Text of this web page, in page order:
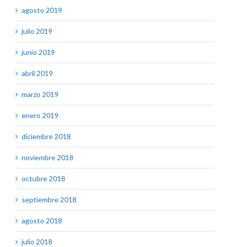
agosto 2019
julio 2019
junio 2019
abril 2019
marzo 2019
enero 2019
diciembre 2018
noviembre 2018
octubre 2018
septiembre 2018
agosto 2018
julio 2018